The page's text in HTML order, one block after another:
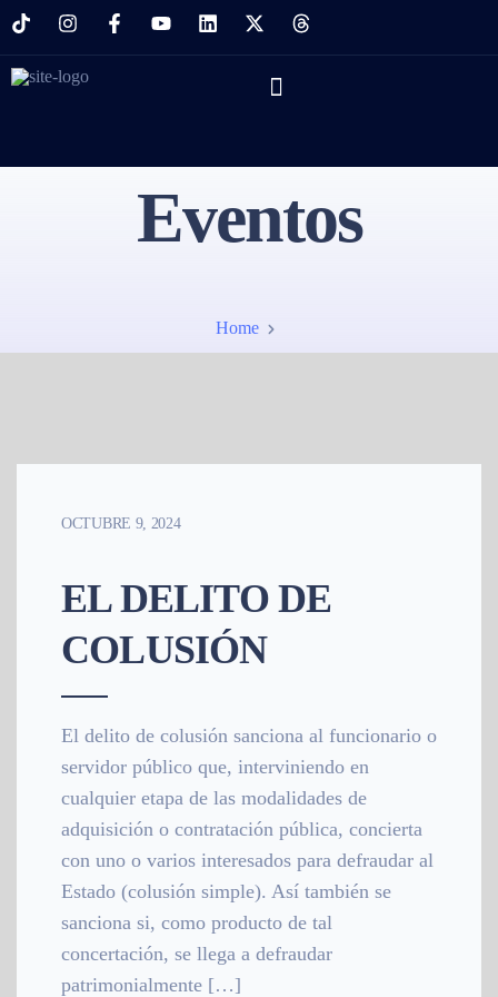
Eventos
Home
OCTUBRE 9, 2024
EL DELITO DE
COLUSIÓN
El delito de colusión sanciona al funcionario o
servidor público que, interviniendo en
cualquier etapa de las modalidades de
adquisición o contratación pública, concierta
con uno o varios interesados para defraudar al
Estado (colusión simple). Así también se
sanciona si, como producto de tal
concertación, se llega a defraudar
patrimonialmente […]